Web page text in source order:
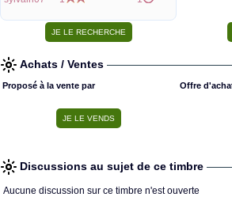
Achats / Ventes
Proposé à la vente par Offre
Discussions au sujet de ce timbre
Aucune discussion sur ce timbre n'est ouverte